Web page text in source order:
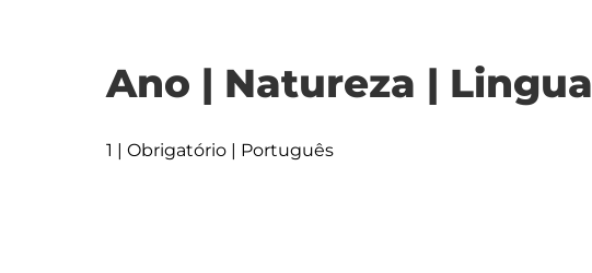
Ano | Natureza | Lingua
1 | Obrigatório | Português